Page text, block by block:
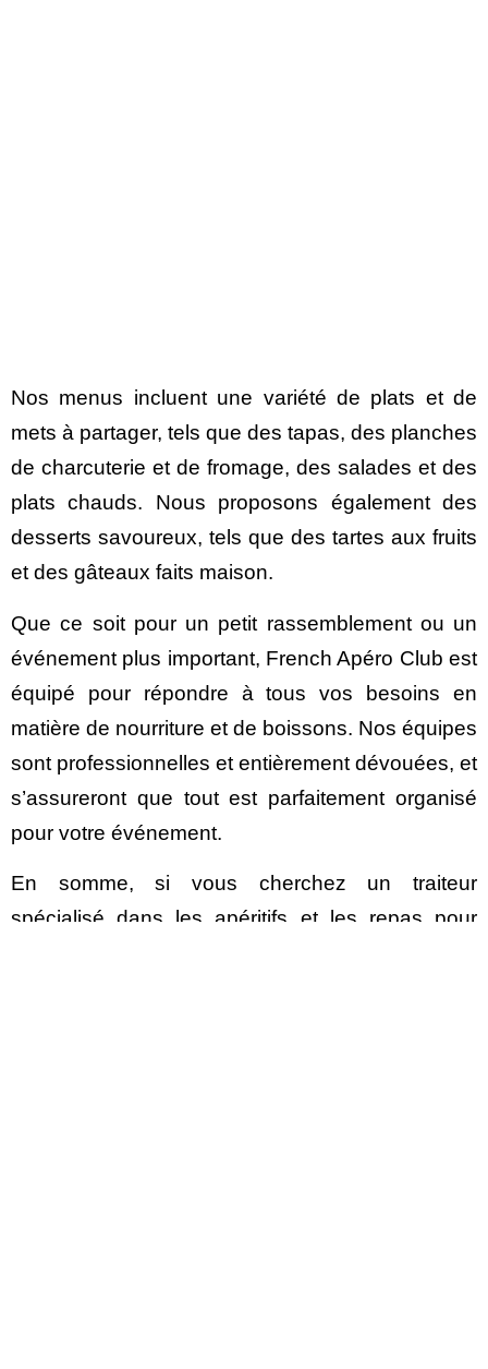
Nos menus incluent une variété de plats et de
mets à partager, tels que des tapas, des planches
de charcuterie et de fromage, des salades et des
plats chauds. Nous proposons également des
desserts savoureux, tels que des tartes aux fruits
et des gâteaux faits maison.
Que ce soit pour un petit rassemblement ou un
événement plus important, French Apéro Club est
équipé pour répondre à tous vos besoins en
matière de nourriture et de boissons. Nos équipes
sont professionnelles et entièrement dévouées, et
s’assureront que tout est parfaitement organisé
pour votre événement.
En somme, si vous cherchez un traiteur
spécialisé dans les apéritifs et les repas pour